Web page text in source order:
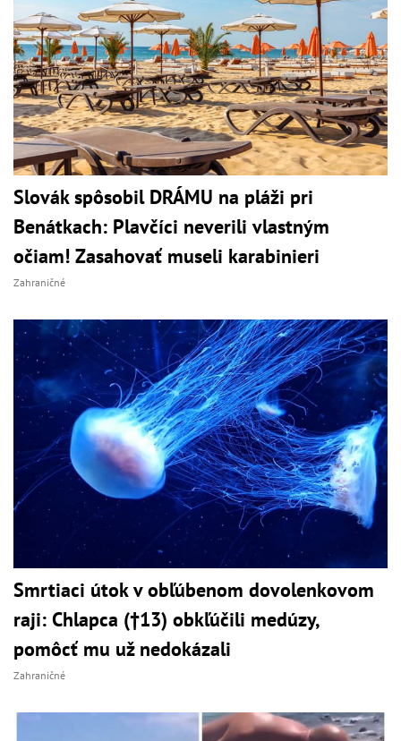
Slovák spôsobil DRÁMU na pláži pri
Benátkach: Plavčíci neverili vlastným
očiam! Zasahovať museli karabinieri
Zahraničné
Smrtiaci útok v obľúbenom dovolenkovom
raji: Chlapca (†13) obkľúčili medúzy,
pomôcť mu už nedokázali
Zahraničné